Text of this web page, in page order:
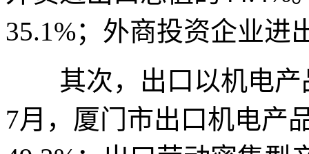
35.1%；外商投资企业进
其次，出口以机电产
7月，厦门市出口机电产